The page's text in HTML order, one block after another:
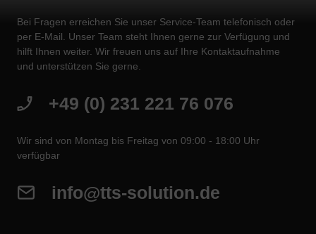
Bei Fragen erreichen Sie unser Service-Team telefonisch oder
per E-Mail. Unser Team steht Ihnen gerne zur Verfügung und
hilft Ihnen weiter. Wir freuen uns auf Ihre Kontaktaufnahme
und unterstützen Sie gerne.
+49 (0) 231 221 76 076
Wir sind von Montag bis Freitag von 09:00 - 18:00 Uhr
verfügbar
info@tts-solution.de